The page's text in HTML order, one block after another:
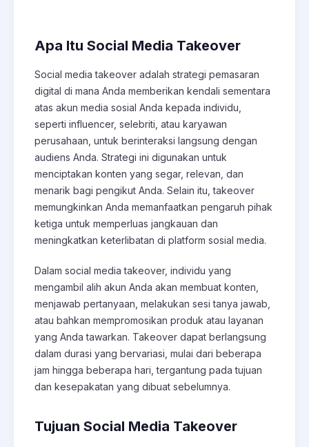
Apa Itu Social Media Takeover
Social media takeover adalah strategi pemasaran
digital di mana Anda memberikan kendali sementara
atas akun media sosial Anda kepada individu,
seperti influencer, selebriti, atau karyawan
perusahaan, untuk berinteraksi langsung dengan
audiens Anda. Strategi ini digunakan untuk
menciptakan konten yang segar, relevan, dan
menarik bagi pengikut Anda. Selain itu, takeover
memungkinkan Anda memanfaatkan pengaruh pihak
ketiga untuk memperluas jangkauan dan
meningkatkan keterlibatan di platform sosial media.
Dalam social media takeover, individu yang
mengambil alih akun Anda akan membuat konten,
menjawab pertanyaan, melakukan sesi tanya jawab,
atau bahkan mempromosikan produk atau layanan
yang Anda tawarkan. Takeover dapat berlangsung
dalam durasi yang bervariasi, mulai dari beberapa
jam hingga beberapa hari, tergantung pada tujuan
dan kesepakatan yang dibuat sebelumnya.
Tujuan Social Media Takeover